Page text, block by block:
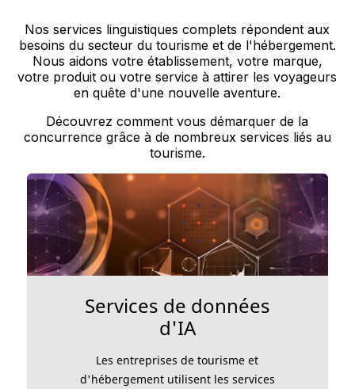
Nos services linguistiques complets répondent aux
besoins du secteur du tourisme et de l'hébergement.
Nous aidons votre établissement, votre marque,
votre produit ou votre service à attirer les voyageurs
en quête d'une nouvelle aventure.
Découvrez comment vous démarquer de la
concurrence grâce à de nombreux services liés au
tourisme.
Services de données
d'IA
Les entreprises de tourisme et
d'hébergement utilisent les services